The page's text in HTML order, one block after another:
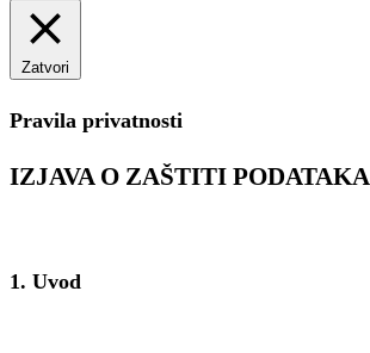
Zatvori
Pravila privatnosti
IZJAVA O ZAŠTITI PODATAKA
1. Uvod